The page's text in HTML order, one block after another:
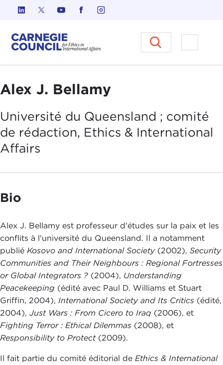
Skip to content
Carnegie Council sur
Ouvrir
Alex J. Bellamy
Université du Queensland ; comité
de rédaction, Ethics & International
Affairs
Bio
Alex J. Bellamy est professeur d'études sur la paix et les
conflits à l'université du Queensland. Il a notamment
publié Kosovo and International Society(2002), Security
Communities and Their Neighbours : Regional Fortresses
or Global Integrators ? (2004), Understanding
Peacekeeping (édité avec Paul D. Williams et Stuart
Griffin, 2004), International Society and Its Critics (édité,
2004), Just Wars : From Cicero to Iraq (2006), et
Fighting Terror : Ethical Dilemmas (2008), et
Responsibility to Protect(2009).
Il fait partie du comité éditorial de Ethics & International